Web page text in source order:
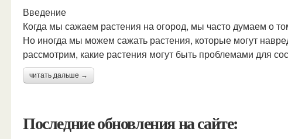
Введение
Когда мы сажаем растения на огород, мы часто думаем о
Но иногда мы можем сажать растения, которые могут
рассмотрим, какие растения могут быть проблемами для
читать дальше →
Последние обновления на сайте: